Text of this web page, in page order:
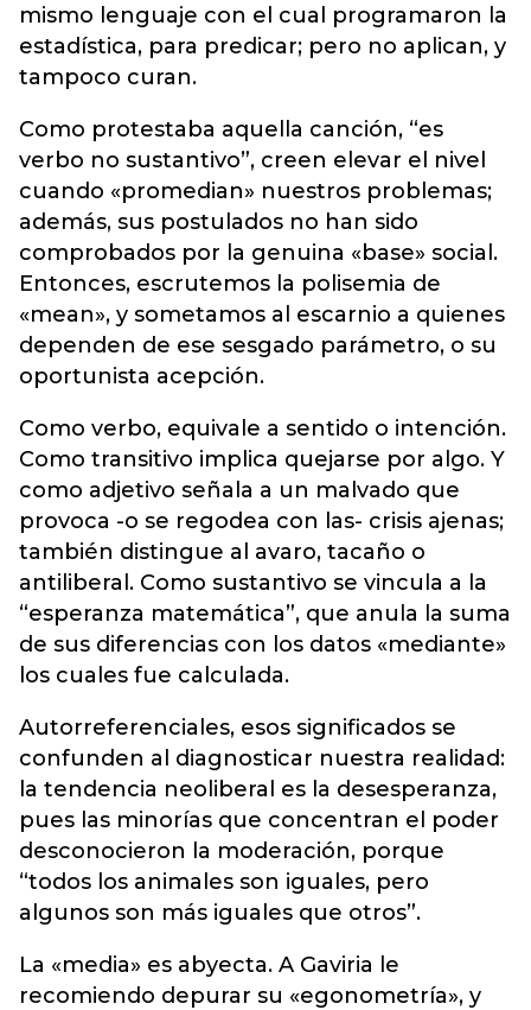
mismo lenguaje con el cual programaron la
estadística, para predicar; pero no aplican, y
tampoco curan.
Como protestaba aquella canción, “es
verbo no sustantivo”, creen elevar el nivel
cuando «promedian» nuestros problemas;
además, sus postulados no han sido
comprobados por la genuina «base» social.
Entonces, escrutemos la polisemia de
«mean», y sometamos al escarnio a quienes
dependen de ese sesgado parámetro, o su
oportunista acepción.
Como verbo, equivale a sentido o intención.
Como transitivo implica quejarse por algo. Y
como adjetivo señala a un malvado que
provoca -o se regodea con las- crisis ajenas;
también distingue al avaro, tacaño o
antiliberal. Como sustantivo se vincula a la
“esperanza matemática”, que anula la suma
de sus diferencias con los datos «mediante»
los cuales fue calculada.
Autorreferenciales, esos significados se
confunden al diagnosticar nuestra realidad:
la tendencia neoliberal es la desesperanza,
pues las minorías que concentran el poder
desconocieron la moderación, porque
“todos los animales son iguales, pero
algunos son más iguales que otros”.
La «media» es abyecta. A Gaviria le
recomiendo depurar su «egonometría», y